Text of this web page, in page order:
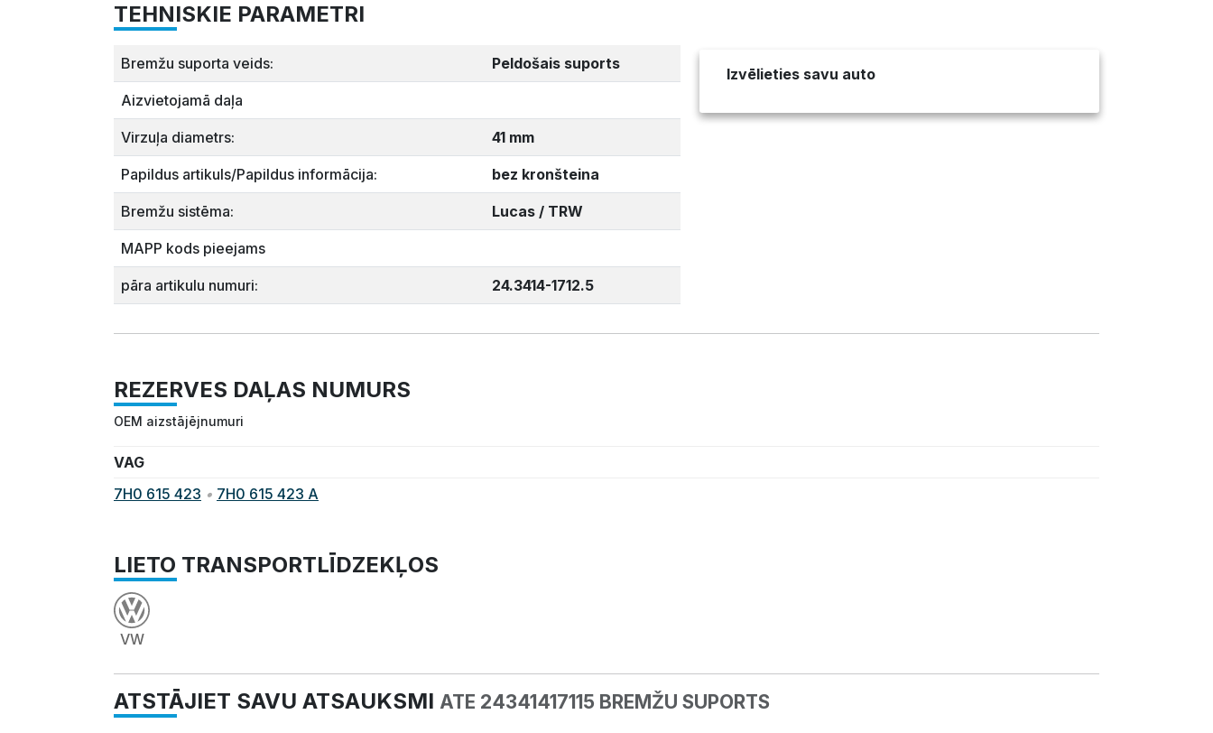
TEHNISKIE PARAMETRI
Bremžu suporta veids: Peldošais suports
Aizvietojamā daļa
Virzuļa diametrs: 41 mm
Papildus artikuls/Papildus informācija: bez kronšteina
Bremžu sistēma: Lucas / TRW
MAPP kods pieejams
pāra artikulu numuri: 24.3414-1712.5
Izvēlieties savu auto
REZERVES DAĻAS NUMURS
OEM aizstājējnumuri
VAG
7H0 615 423 • 7H0 615 423 A
LIETO TRANSPORTLĪDZEKĻOS
VW
ATSTĀJIET SAVU ATSAUKSMI ATE 24341417115 BREMŽU SUPORTS